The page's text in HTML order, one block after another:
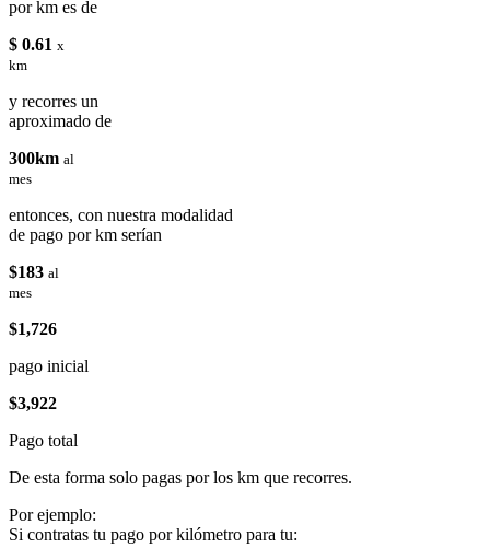
por km es de
$ 0.61 x
km
y recorres un
aproximado de
300km al
mes
entonces, con nuestra modalidad
de pago por km serían
$183 al
mes
$1,726
pago inicial
$3,922
Pago total
De esta forma solo pagas por los km que recorres.
Por ejemplo:
Si contratas tu pago por kilómetro para tu: